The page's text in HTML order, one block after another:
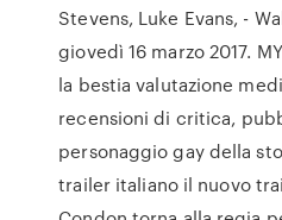
Stevens, Luke Evans, -
giovedì 16 marzo 2017.
la bestia valutazione
recensioni di critica,
personaggio gay della
trailer italiano il nuovo